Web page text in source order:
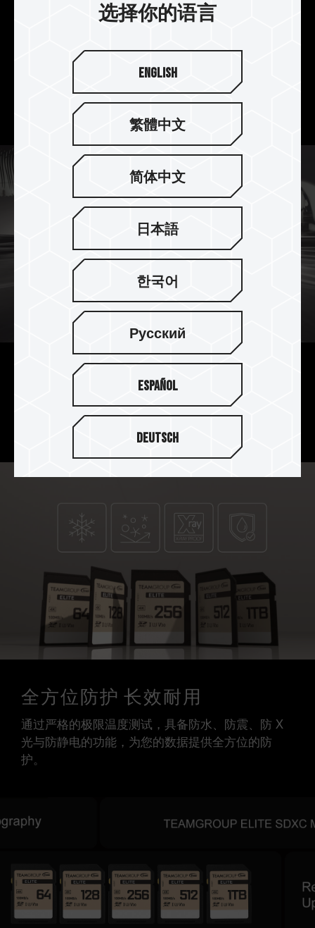
4K UHD 摄录影首选
ELITE SD CARD 拥有 UHS-I U3 规格，同时支持速
度影片等级 30 (V30)，适用于单眼相机 4K 超高清
的影片录制及拍摄。流畅提供 4K 高画质录影品
高效传输 回忆记录
每秒快速读取高达 100MB 及读取 50MB 的传输能
力，让您捕捉每一幕精彩回忆。
全方位防护 长效耐用
通过严格的极限温度测试，具备防水、防震、防 X
光与防静电的功能，为您的数据提供全方位的防
护。
选择你的语言
English
繁體中文
简体中文
日本語
한국어
Русский
Español
Deutsch